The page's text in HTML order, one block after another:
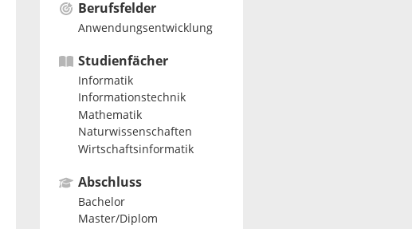
Berufsfelder
Anwendungsentwicklung
Studienfächer
Informatik
Informationstechnik
Mathematik
Naturwissenschaften
Wirtschaftsinformatik
Abschluss
Bachelor
Master/Diplom